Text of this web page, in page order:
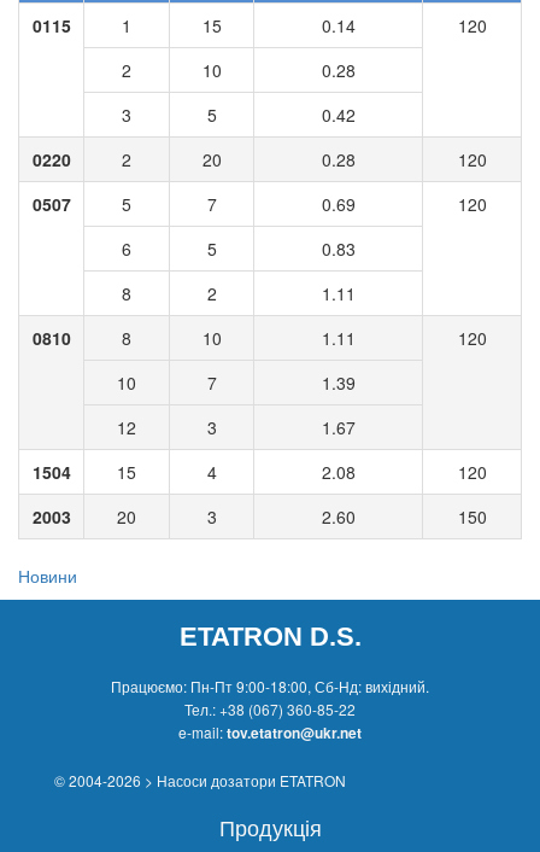
0115
1 15 0.14
120
2
10
0.28
3
5
0.42
0220
2 20 0.28
120
0507
5 7 0.69
120
6
5
0.83
8
2
1.11
0810
8 10 1.11
120
10
7
1.39
12
3
1.67
1504
15 4 2.08
120
2003
20 3 2.60 150
Новини
ETATRON D.S.
Працюємо: Пн-Пт 9:00-18:00, Сб-Нд: вихідний.
Тел.:+38 (067) 360-85-22
e-mail:tov.etatron@ukr.net
© 2004-2026 > Насоси дозатори ETATRON
Продукція